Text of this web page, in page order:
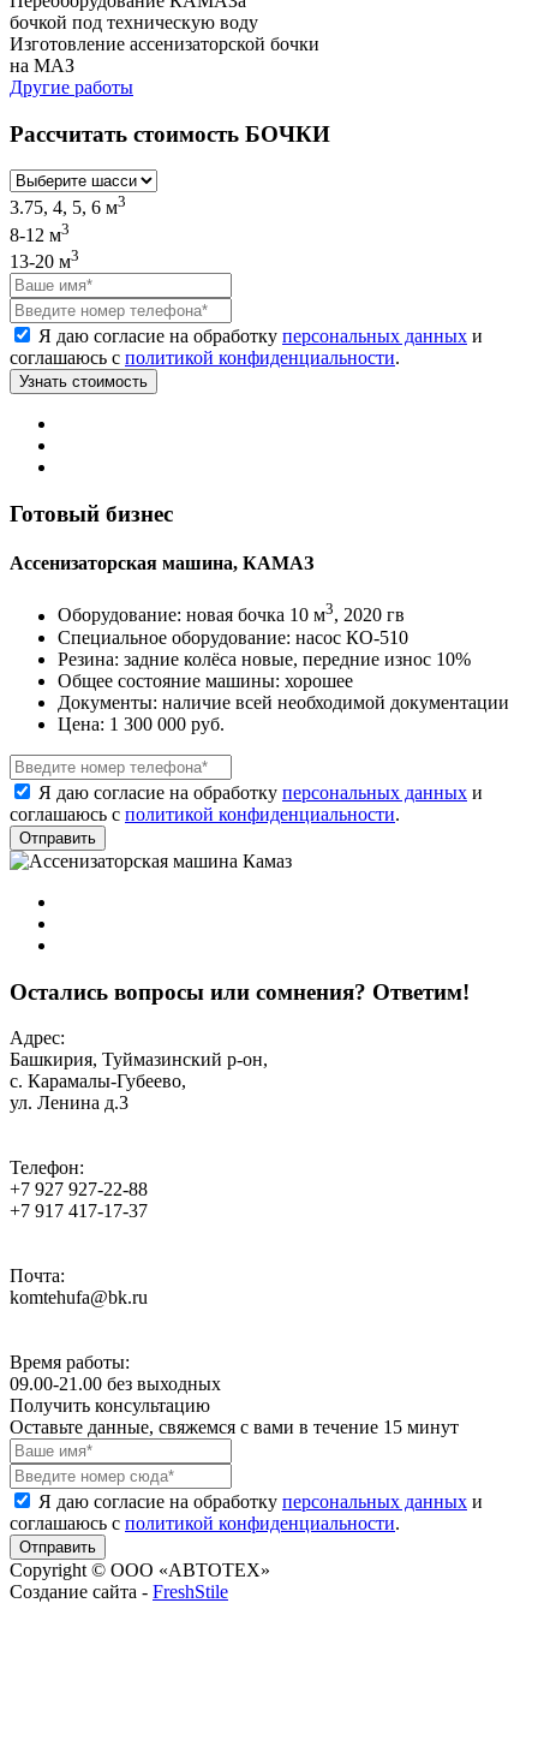
бочкой под техническую воду
Изготовление ассенизаторской бочки
на МАЗ
Другие работы
Рассчитать стоимость БОЧКИ
3.75, 4, 5, 6 м3
8-12 м3
13-20 м3
Я даю согласие на обработку персональных данных и
соглашаюсь с политикой конфиденциальности.
Готовый бизнес
Ассенизаторская машина, КАМАЗ
Оборудование: новая бочка 10 м3, 2020 гв
Специальное оборудование: насос КO-510
Резина: задние колёса новые, передние износ 10%
Общее состояние машины: хорошее
Документы: наличие всей необходимой документации
Цена: 1 300 000 руб.
Я даю согласие на обработку персональных данных и
соглашаюсь с политикой конфиденциальности.
Остались вопросы или сомнения? Ответим!
Адрес:
Башкирия, Туймазинский р-он,
с. Карамалы-Губеево,
ул. Ленина д.3
Телефон:
+7 927 927-22-88
+7 917 417-17-37
Почта:
komtehufa@bk.ru
Время работы:
09.00-21.00 без выходных
Получить консультацию
Оставьте данные, свяжемся с вами в течение 15 минут
Я даю согласие на обработку персональных данных и
соглашаюсь с политикой конфиденциальности.
Copyright © ООО «АВТОТЕХ»
Создание сайта - FreshStile